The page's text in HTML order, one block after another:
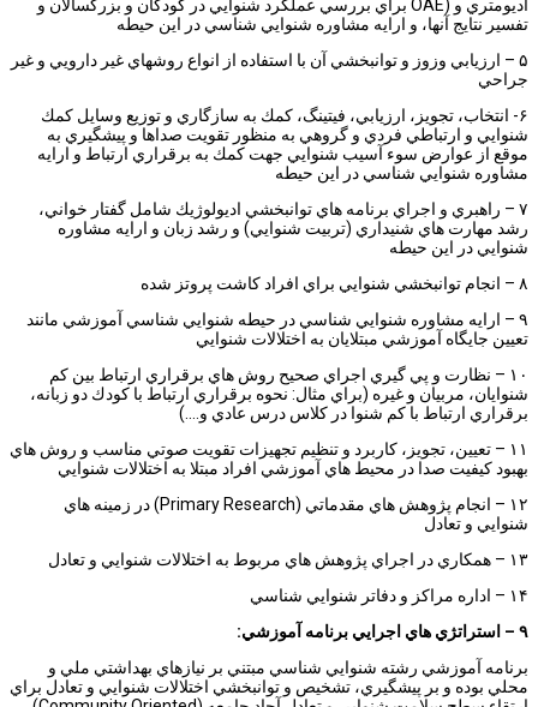
اديومتري و (OAE براي بررسي عملكرد شنوايي در كودكان و بزرگسالان و
تفسير نتايج آنها، و ارايه مشاوره شنوايي شناسي در اين حيطه
۵ – ارزيابي وزوز و توانبخشي آن با استفاده از انواع روشهاي غير دارويي و غير
جراحي
۶- انتخاب، تجويز، ارزيابي، فيتينگ، كمك به سازگاري و توزيع وسايل كمك
شنوايي و ارتباطي فردي و گروهي به منظور تقويت صداها و پيشگيري به
موقع از عوارض سوء آسيب شنوايي جهت كمك به برقراري ارتباط و ارايه
مشاوره شنوايي شناسي در اين حيطه
۷ – راهبري و اجراي برنامه هاي توانبخشي اديولوژيك شامل گفتار خواني،
رشد مهارت هاي شنيداري (تربيت شنوايي) و رشد زبان و ارايه مشاوره
شنوايي در اين حيطه
۸ – انجام توانبخشي شنوايي براي افراد كاشت پروتز شده
۹ – ارايه مشاوره شنوايي شناسي در حيطه شنوايي شناسي آموزشي مانند
تعيين جايگاه آموزشي مبتلايان به اختلالات شنوايي
۱۰ – نظارت و پي گيري اجراي صحيح روش هاي برقراري ارتباط بين كم
شنوايان، مربيان و غيره (براي مثال: نحوه برقراري ارتباط با كودك دو زبانه،
برقراري ارتباط با كم شنوا در كلاس درس عادي و….)
۱۱ – تعيين، تجويز، كاربرد و تنظيم تجهيزات تقويت صوتي مناسب و روش هاي
بهبود كيفيت صدا در محيط هاي آموزشي افراد مبتلا به اختلالات شنوايي
۱۲ – انجام پژوهش هاي مقدماتي (Primary Research) در زمينه هاي
شنوايي و تعادل
۱۳ – همكاري در اجراي پژوهش هاي مربوط به اختلالات شنوايي و تعادل
۱۴ – اداره مراكز و دفاتر شنوايي شناسي
۹ – استراتژي هاي اجرايي برنامه آموزشي:
برنامه آموزشي رشته شنوايي شناسي مبتني بر نيازهاي بهداشتي ملي و
محلي بوده و بر پيشگيري، تشخيص و توانبخشي اختلالات شنوايي و تعادل براي